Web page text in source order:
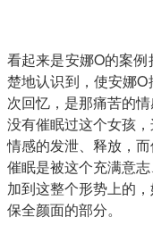
看起来是安娜O的案
楚地认识到，使安娜
次回忆，是那痛苦的
没有催眠过这个女孩
情感的发泄、释放，
催眠是被这个充满意
加到这整个形势上的
保全颜面的部分。